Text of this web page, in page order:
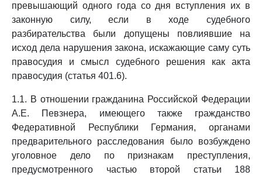
превышающий одного года со дня вступления их в
законную силу, если в ходе судебного
разбирательства были допущены повлиявшие на
исход дела нарушения закона, искажающие саму суть
правосудия и смысл судебного решения как акта
правосудия (статья 401.6).
1.1. В отношении гражданина Российской Федерации
А.Е. Певзнера, имеющего также гражданство
Федеративной Республики Германия, органами
предварительного расследования было возбуждено
уголовное дело по признакам преступления,
предусмотренного частью второй статьи 188